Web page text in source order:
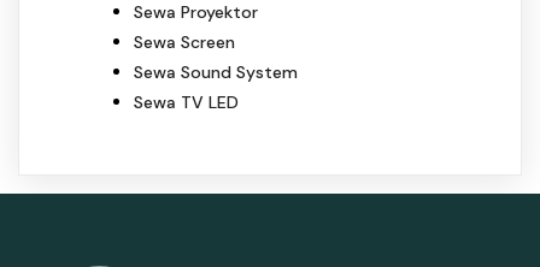
Sewa Proyektor
Sewa Screen
Sewa Sound System
Sewa TV LED